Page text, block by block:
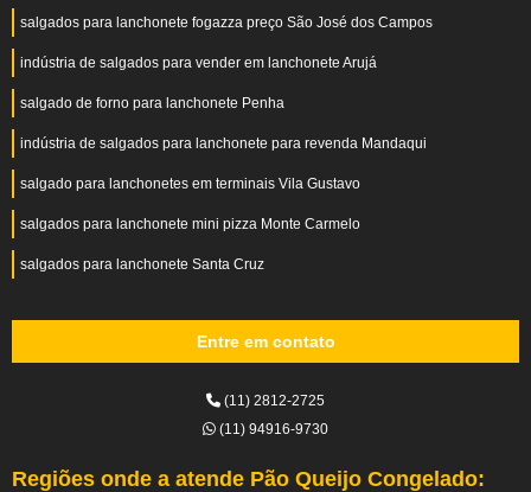
salgados para lanchonete fogazza preço São José dos Campos
indústria de salgados para vender em lanchonete Arujá
salgado de forno para lanchonete Penha
indústria de salgados para lanchonete para revenda Mandaqui
salgado para lanchonetes em terminais Vila Gustavo
salgados para lanchonete mini pizza Monte Carmelo
salgados para lanchonete Santa Cruz
Entre em contato
(11) 2812-2725
(11) 94916-9730
Regiões onde a atende Pão Queijo Congelado: